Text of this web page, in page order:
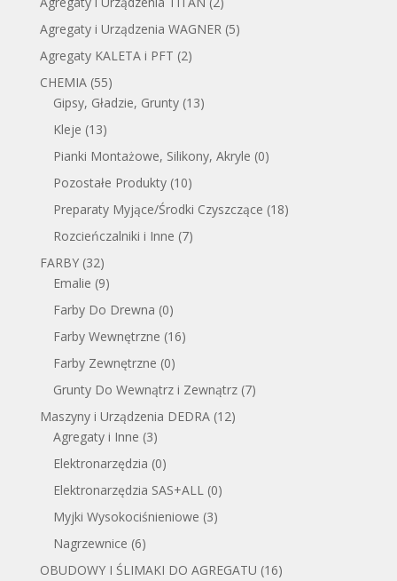
Agregaty i Urządzenia WAGNER (5)
Agregaty KALETA i PFT (2)
CHEMIA (55)
Gipsy, Gładzie, Grunty (13)
Kleje (13)
Pianki Montażowe, Silikony, Akryle (0)
Pozostałe Produkty (10)
Preparaty Myjące/Środki Czyszczące (18)
Rozcieńczalniki i Inne (7)
FARBY (32)
Emalie (9)
Farby Do Drewna (0)
Farby Wewnętrzne (16)
Farby Zewnętrzne (0)
Grunty Do Wewnątrz i Zewnątrz (7)
Maszyny i Urządzenia DEDRA (12)
Agregaty i Inne (3)
Elektronarzędzia (0)
Elektronarzędzia SAS+ALL (0)
Myjki Wysokociśnieniowe (3)
Nagrzewnice (6)
OBUDOWY I ŚLIMAKI DO AGREGATU (16)